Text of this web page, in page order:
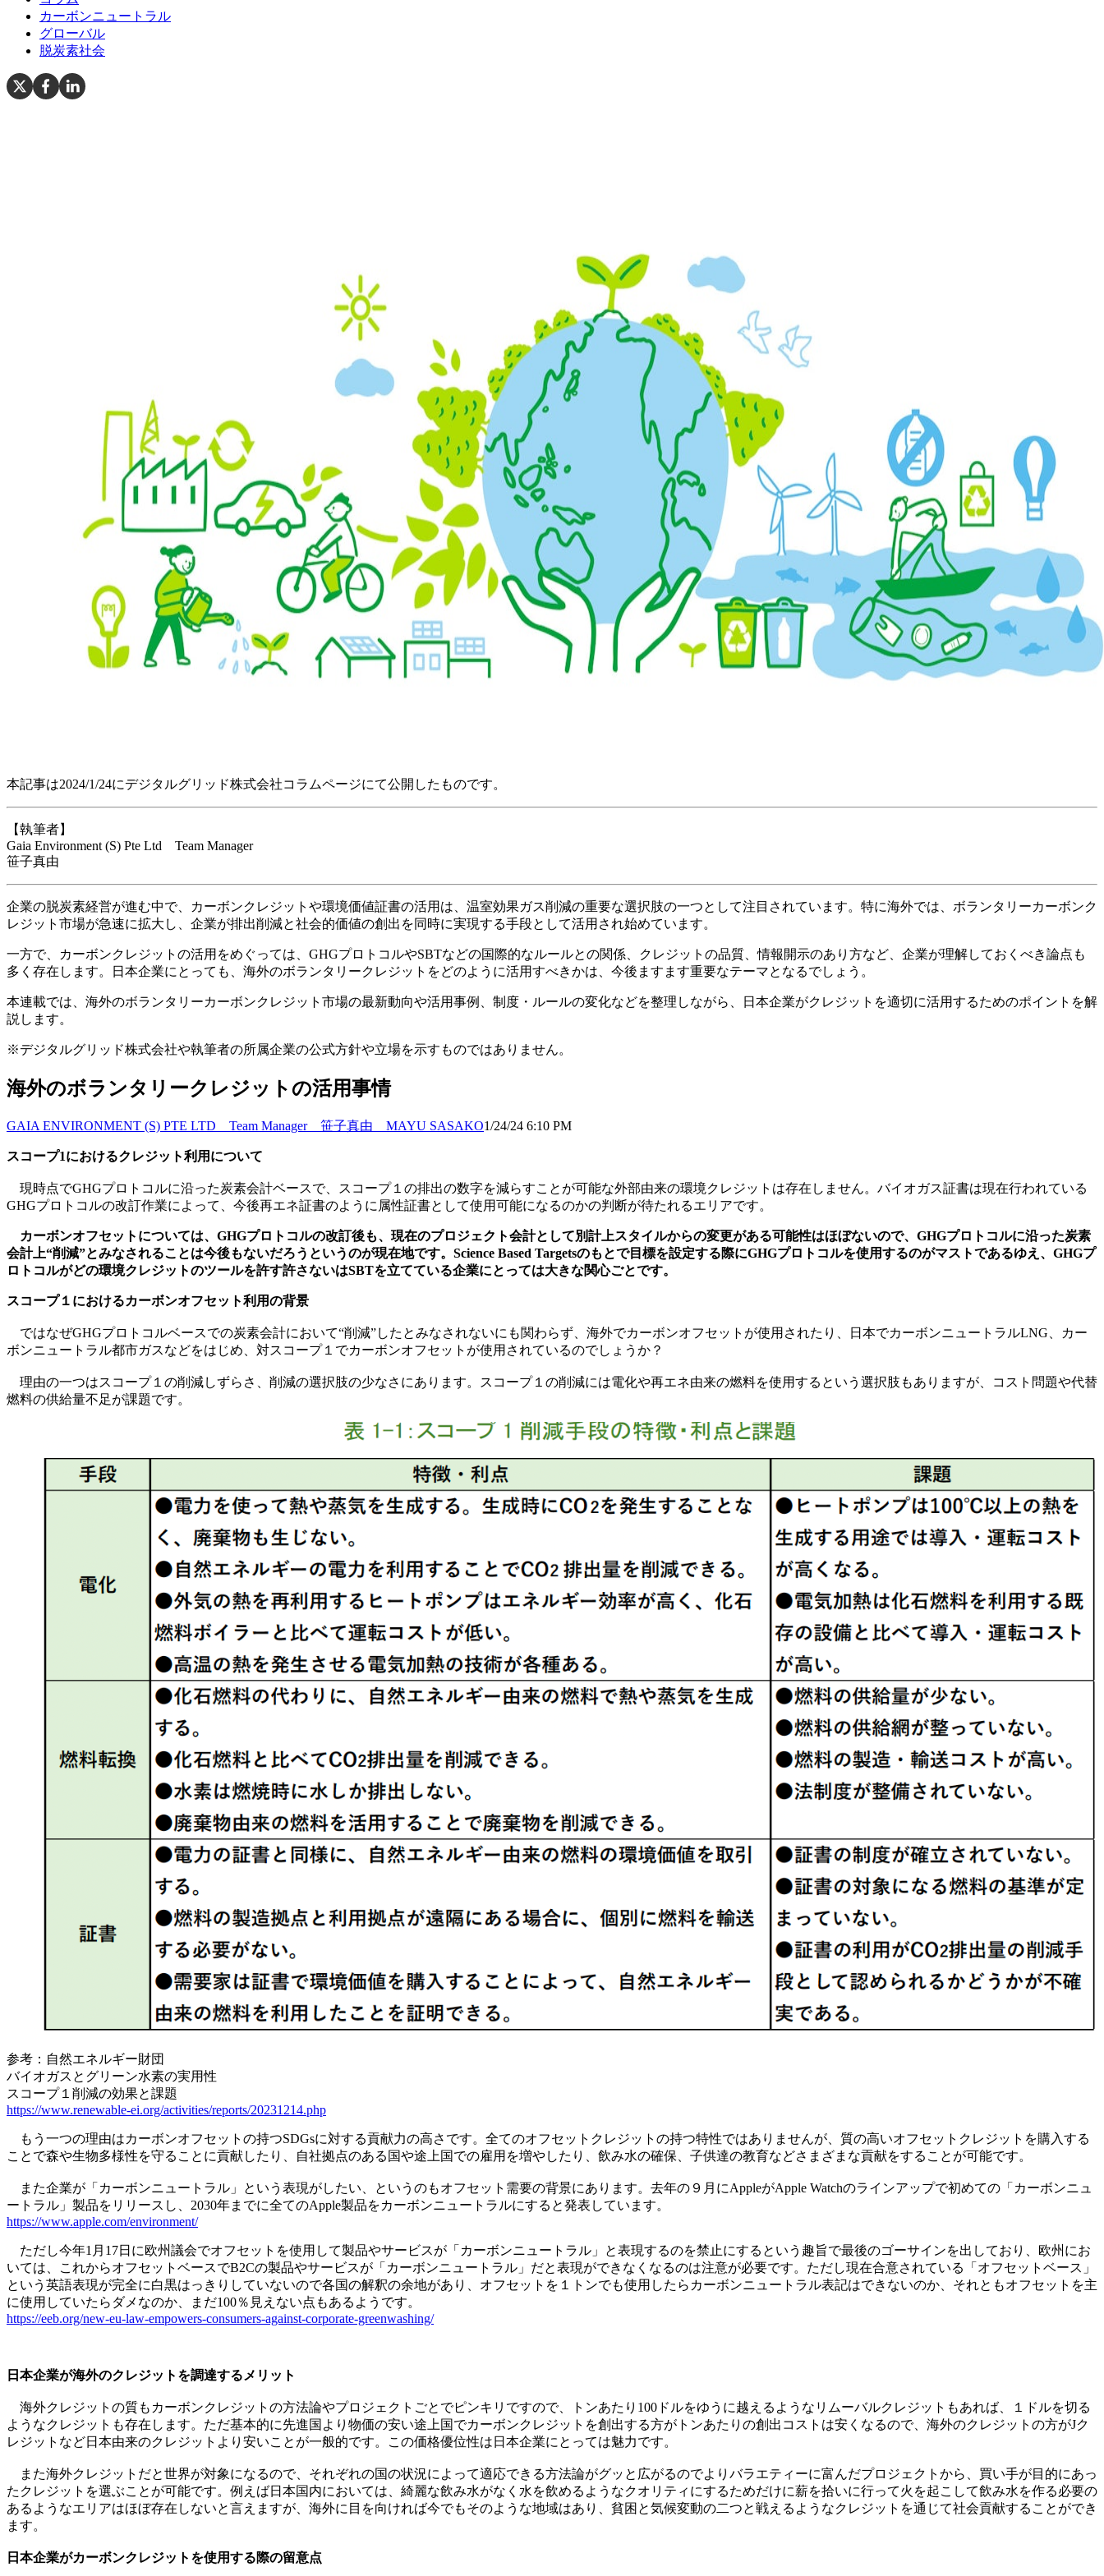
カーボンニュートラル
グローバル
脱炭素社会
本記事は2024/1/24にデジタルグリッド株式会社コラムページにて公開したものです。
【執筆者】
Gaia Environment (S) Pte Ltd Team Manager
笹子真由
企業の脱炭素経営が進む中で、カーボンクレジットや環境価値証書の活用は、温室効果ガス削減の重要な選択肢の一つとして注目されています。特に海外では、ボランタリーカーボンク
レジット市場が急速に拡大し、企業が排出削減と社会的価値の創出を同時に実現する手段として活用され始めています。
一方で、カーボンクレジットの活用をめぐっては、GHGプロトコルやSBTなどの国際的なルールとの関係、クレジットの品質、情報開示のあり方など、企業が理解しておくべき論点も
多く存在します。日本企業にとっても、海外のボランタリークレジットをどのように活用すべきかは、今後ますます重要なテーマとなるでしょう。
本連載では、海外のボランタリーカーボンクレジット市場の最新動向や活用事例、制度・ルールの変化などを整理しながら、日本企業がクレジットを適切に活用するためのポイントを解
説します。
※デジタルグリッド株式会社や執筆者の所属企業の公式方針や立場を示すものではありません。
海外のボランタリークレジットの活用事情
GAIA ENVIRONMENT (S) PTE LTD Team Manager 笹子真由 MAYU SASAKO1/24/24 6:10 PM
スコープ1におけるクレジット利用について
現時点でGHGプロトコルに沿った炭素会計ベースで、スコープ１の排出の数字を減らすことが可能な外部由来の環境クレジットは存在しません。バイオガス証書は現在行われている
GHGプロトコルの改訂作業によって、今後再エネ証書のように属性証書として使用可能になるのかの判断が待たれるエリアです。
カーボンオフセットについては、GHGプロトコルの改訂後も、現在のプロジェクト会計として別計上スタイルからの変更がある可能性はほぼないので、GHGプロトコルに沿った炭素
会計上“削減”とみなされることは今後もないだろうというのが現在地です。Science Based Targetsのもとで目標を設定する際にGHGプロトコルを使用するのがマストであるゆえ、GHGプ
ロトコルがどの環境クレジットのツールを許す許さないはSBTを立てている企業にとっては大きな関心ごとです。
スコープ１におけるカーボンオフセット利用の背景
ではなぜGHGプロトコルベースでの炭素会計において“削減”したとみなされないにも関わらず、海外でカーボンオフセットが使用されたり、日本でカーボンニュートラルLNG、カー
ボンニュートラル都市ガスなどをはじめ、対スコープ１でカーボンオフセットが使用されているのでしょうか？
理由の一つはスコープ１の削減しずらさ、削減の選択肢の少なさにあります。スコープ１の削減には電化や再エネ由来の燃料を使用するという選択肢もありますが、コスト問題や代替
燃料の供給量不足が課題です。
参考：自然エネルギー財団
バイオガスとグリーン水素の実用性
スコープ１削減の効果と課題
https://www.renewable-ei.org/activities/reports/20231214.php
もう一つの理由はカーボンオフセットの持つSDGsに対する貢献力の高さです。全てのオフセットクレジットの持つ特性ではありませんが、質の高いオフセットクレジットを購入する
ことで森や生物多様性を守ることに貢献したり、自社拠点のある国や途上国での雇用を増やしたり、飲み水の確保、子供達の教育などさまざまな貢献をすることが可能です。
また企業が「カーボンニュートラル」という表現がしたい、というのもオフセット需要の背景にあります。去年の９月にAppleがApple Watchのラインアップで初めての「カーボンニュ
ートラル」製品をリリースし、2030年までに全てのApple製品をカーボンニュートラルにすると発表しています。
https://www.apple.com/environment/
ただし今年1月17日に欧州議会でオフセットを使用して製品やサービスが「カーボンニュートラル」と表現するのを禁止にするという趣旨で最後のゴーサインを出しており、欧州にお
いては、これからオフセットベースでB2Cの製品やサービスが「カーボンニュートラル」だと表現ができなくなるのは注意が必要です。ただし現在合意されている「オフセットベース」
という英語表現が完全に白黒はっきりしていないので各国の解釈の余地があり、オフセットを１トンでも使用したらカーボンニュートラル表記はできないのか、それともオフセットを主
に使用していたらダメなのか、まだ100％見えない点もあるようです。
https://eeb.org/new-eu-law-empowers-consumers-against-corporate-greenwashing/
日本企業が海外のクレジットを調達するメリット
海外クレジットの質もカーボンクレジットの方法論やプロジェクトごとでピンキリですので、トンあたり100ドルをゆうに越えるようなリムーバルクレジットもあれば、１ドルを切る
ようなクレジットも存在します。ただ基本的に先進国より物価の安い途上国でカーボンクレジットを創出する方がトンあたりの創出コストは安くなるので、海外のクレジットの方がJク
レジットなど日本由来のクレジットより安いことが一般的です。この価格優位性は日本企業にとっては魅力です。
また海外クレジットだと世界が対象になるので、それぞれの国の状況によって適応できる方法論がグッと広がるのでよりバラエティーに富んだプロジェクトから、買い手が目的にあっ
たクレジットを選ぶことが可能です。例えば日本国内においては、綺麗な飲み水がなく水を飲めるようなクオリティにするためだけに薪を拾いに行って火を起こして飲み水を作る必要の
あるようなエリアはほぼ存在しないと言えますが、海外に目を向ければ今でもそのような地域はあり、貧困と気候変動の二つと戦えるようなクレジットを通じて社会貢献することができ
ます。
日本企業がカーボンクレジットを使用する際の留意点